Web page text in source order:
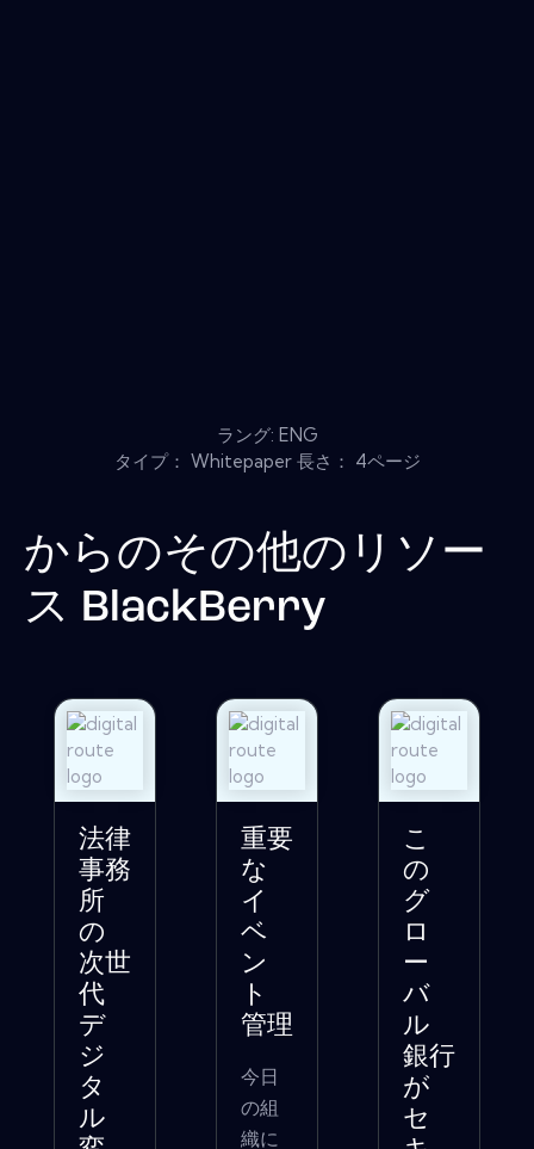
ラング: ENG
タイプ： Whitepaper 長さ： 4ページ
からのその他のリソー
ス BlackBerry
法律
事務
所
の
次世
代
デ
ジ
タ
ル
重要
な
イ
ベ
ン
ト
管理
今日
の組
織に
こ
の
グ
ロ
ー
バ
ル
銀行
が
セ